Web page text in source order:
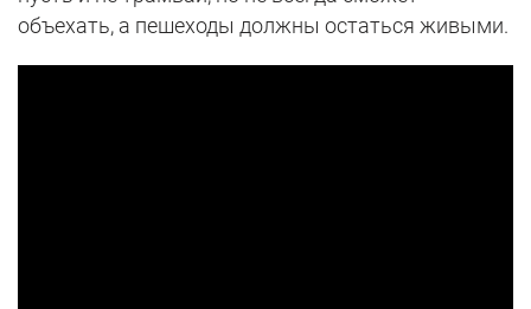
объехать, а пешеходы должны остаться живыми.